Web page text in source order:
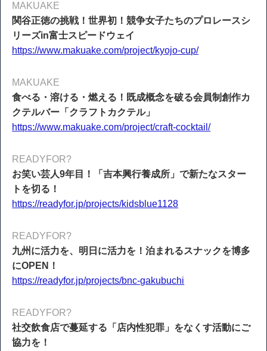
MAKUAKE
関谷正徳の挑戦！世界初！競争女子たちのプロレースシ
リーズin富士スピードウェイ
https://www.makuake.com/project/kyojo-cup/
MAKUAKE
食べる・溶ける・燃える！既成概念を破る会員制創作カ
クテルバー「クラフトカクテル」
https://www.makuake.com/project/craft-cocktail/
READYFOR?
お笑い芸人9年目！「吉本興行養成所」で新たなスター
トを切る！
https://readyfor.jp/projects/kidsblue1128
READYFOR?
九州に活力を、明日に活力を！泊まれるスナックを博多
にOPEN！
https://readyfor.jp/projects/bnc-gakubuchi
READYFOR?
社交飲食店で蔓延する「店内性犯罪」をなくす活動にご
協力を！